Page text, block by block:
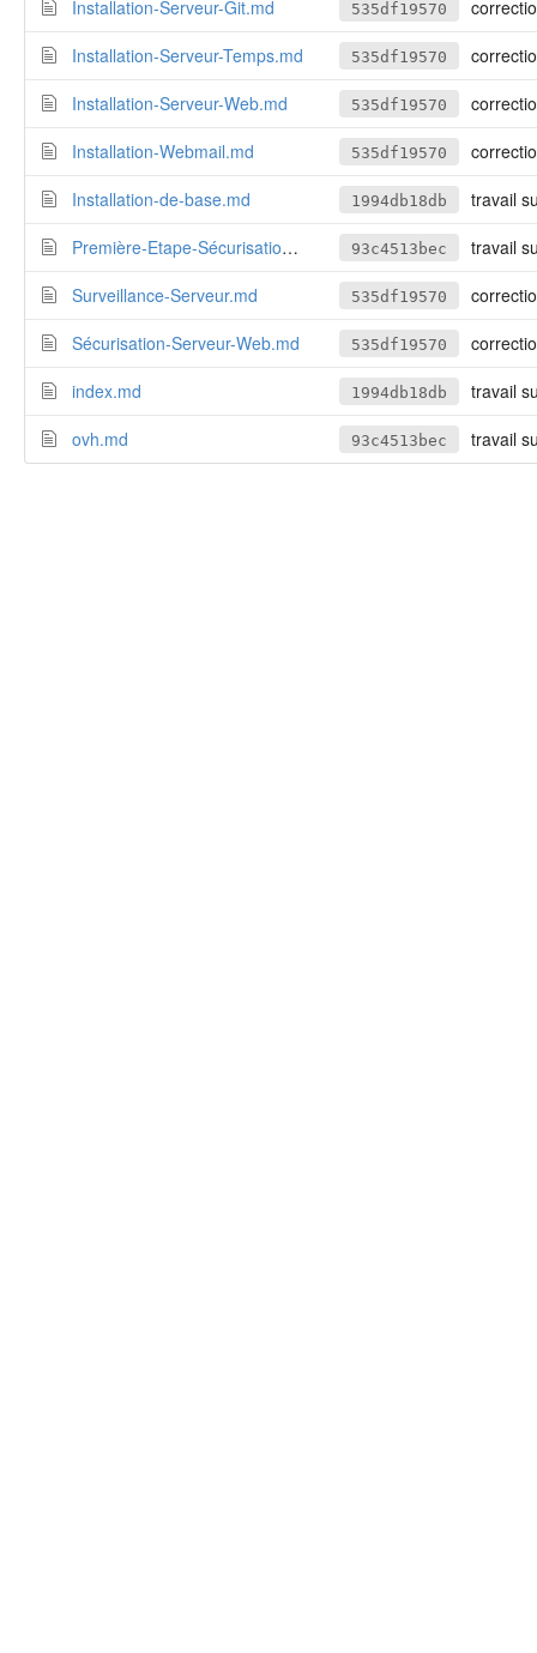
Installation-Serveur-Git.md
535df19570
Installation-Serveur-Temps.md
535df19570
Installation-Serveur-Web.md
535df19570
Installation-Webmail.md
535df19570
Installation-de-base.md
1994db18db
travail
Première-Etape-Sécurisation.md
93c4513bec
travail
Surveillance-Serveur.md
535df19570
Sécurisation-Serveur-Web.md
535df19570
index.md
1994db18db
travail
ovh.md
93c4513bec travail